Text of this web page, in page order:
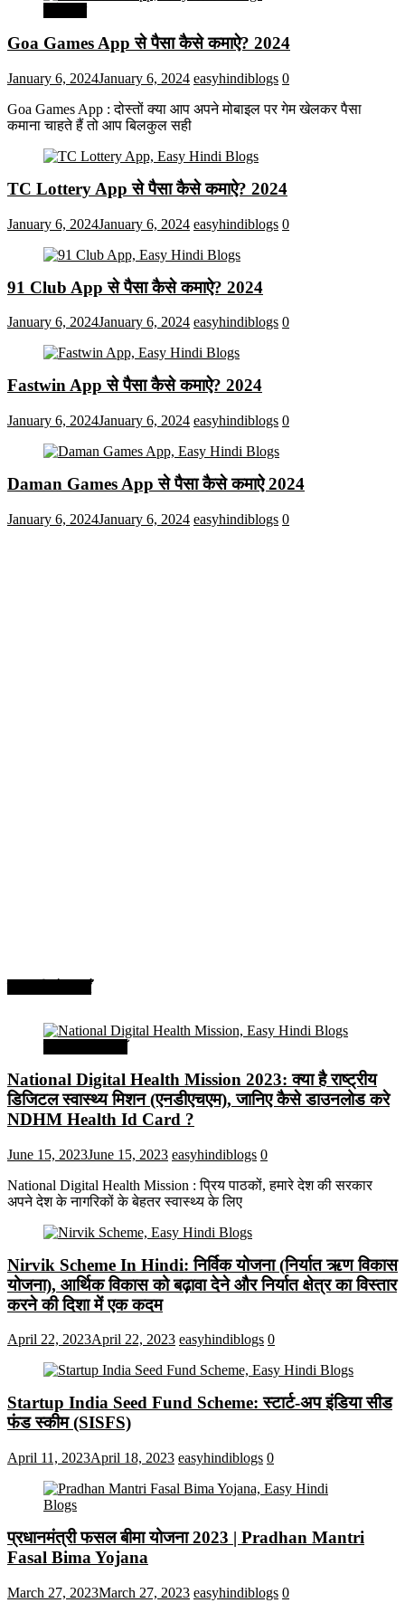
Goa Games App से पैसा कैसे कमाऐ? 2024
January 6, 2024January 6, 2024 easyhindiblogs 0
Goa Games App : दोस्तों क्या आप अपने मोबाइल पर गेम खेलकर पैसा
कमाना चाहते हैं तो आप बिलकुल सही
TC Lottery App से पैसा कैसे कमाऐ? 2024
January 6, 2024January 6, 2024 easyhindiblogs 0
91 Club App से पैसा कैसे कमाऐ? 2024
January 6, 2024January 6, 2024 easyhindiblogs 0
Fastwin App से पैसा कैसे कमाऐ? 2024
January 6, 2024January 6, 2024 easyhindiblogs 0
Daman Games App से पैसा कैसे कमाऐ 2024
January 6, 2024January 6, 2024 easyhindiblogs 0
National Digital Health Mission 2023: क्या है राष्ट्रीय
डिजिटल स्वास्थ्य मिशन (एनडीएचएम), जानिए कैसे डाउनलोड करे
NDHM Health Id Card ?
June 15, 2023June 15, 2023 easyhindiblogs 0
National Digital Health Mission : प्रिय पाठकों, हमारे देश की सरकार
अपने देश के नागरिकों के बेहतर स्वास्थ्य के लिए
Nirvik Scheme In Hindi: निर्विक योजना (निर्यात ऋण विकास
योजना), आर्थिक विकास को बढ़ावा देने और निर्यात क्षेत्र का विस्तार
करने की दिशा में एक कदम
April 22, 2023April 22, 2023 easyhindiblogs 0
Startup India Seed Fund Scheme: स्टार्ट-अप इंडिया सीड
फंड स्कीम (SISFS)
April 11, 2023April 18, 2023 easyhindiblogs 0
प्रधानमंत्री फसल बीमा योजना 2023 | Pradhan Mantri
Fasal Bima Yojana
March 27, 2023March 27, 2023 easyhindiblogs 0